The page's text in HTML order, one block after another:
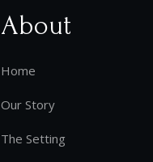
About
Home
Our Story
The Setting